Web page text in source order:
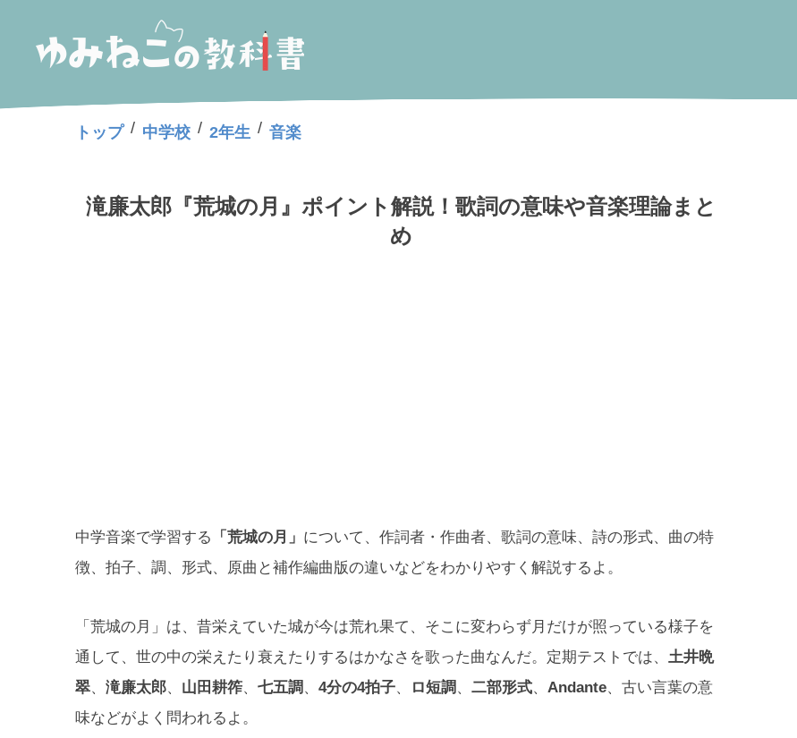
トップ / 中学校 / 2年生 / 音楽
滝廉太郎『荒城の月』ポイント解説！歌詞の意味や音楽理論まと
め
中学音楽で学習する 「荒城の月」 について、作詞者・作曲者、歌詞の意味、詩の形式、曲の特
徴、拍子、調、形式、原曲と補作編曲版の違いなどをわかりやすく解説するよ。
「荒城の月」は、昔栄えていた城が今は荒れ果て、そこに変わらず月だけが照っている様子を
通して、世の中の栄えたり衰えたりするはかなさを歌った曲なんだ。定期テストでは、 土井晩
翠、 滝廉太郎、 山田耕筰、 七五調 、 4分の4拍子、 ロ短調 、 二部形式、 Andante、古い言葉の意
味などがよく問われるよ。